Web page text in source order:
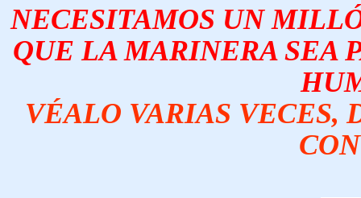
NECESITAMOS UN
QUE LA MARINERA SEA
VÉALO VARIAS VECES,